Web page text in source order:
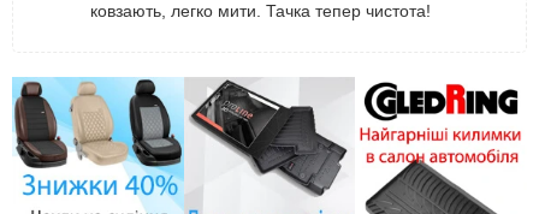
ковзають, легко мити. Тачка тепер чистота!